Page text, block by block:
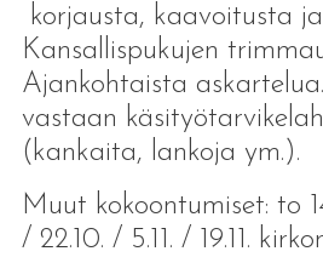
korjausta, kaavoitusta
Kansallispukujen
Ajankohtaista
vastaan
(kankaita, lankoja ym.).
Muut kokoontumiset: to
/ 22.10. / 5.11. / 19.11.